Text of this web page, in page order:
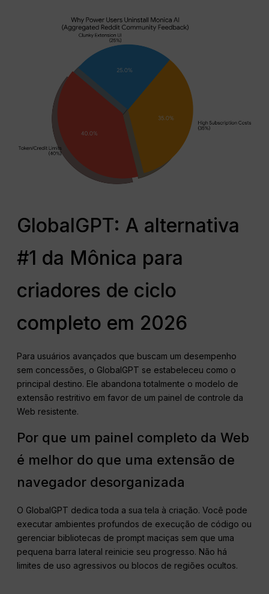
GlobalGPT: A alternativa
#1 da Mônica para
criadores de ciclo
completo em 2026
Para usuários avançados que buscam um desempenho
sem concessões, o GlobalGPT se estabeleceu como o
principal destino. Ele abandona totalmente o modelo de
extensão restritivo em favor de um painel de controle da
Web resistente.
Por que um painel completo da Web
é melhor do que uma extensão de
navegador desorganizada
O GlobalGPT dedica toda a sua tela à criação. Você pode
executar ambientes profundos de execução de código ou
gerenciar bibliotecas de prompt maciças sem que uma
pequena barra lateral reinicie seu progresso. Não há
limites de uso agressivos ou blocos de regiões ocultos.